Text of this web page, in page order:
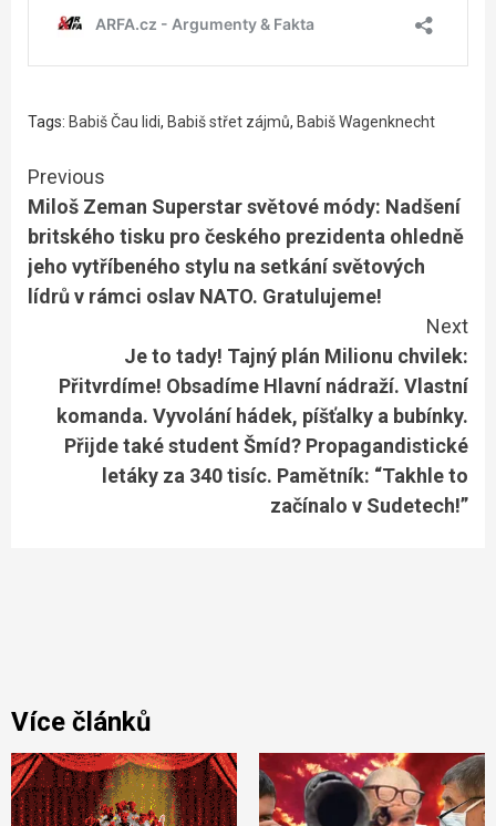
Tags: Babiš Čau lidi, Babiš střet zájmů, Babiš Wagenknecht
Continue
Reading
Previous
Miloš Zeman Superstar světové módy: Nadšení
britského tisku pro českého prezidenta ohledně
jeho vytříbeného stylu na setkání světových
lídrů v rámci oslav NATO. Gratulujeme!
Next
Je to tady! Tajný plán Milionu chvilek:
Přitvrdíme! Obsadíme Hlavní nádraží. Vlastní
komanda. Vyvolání hádek, píšťalky a bubínky.
Přijde také student Šmíd? Propagandistické
letáky za 340 tisíc. Pamětník: “Takhle to
začínalo v Sudetech!”
Více článků